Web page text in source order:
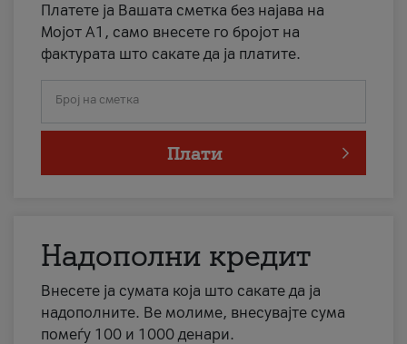
Платете ја Вашата сметка без најава на
Мојот А1, само внесете го бројот на
фактурата што сакате да ја платите.
Број на сметка
Плати
Надополни кредит
Внесете ја сумата која што сакате да ја
надополните. Ве молиме, внесувајте сума
помеѓу 100 и 1000 денари.